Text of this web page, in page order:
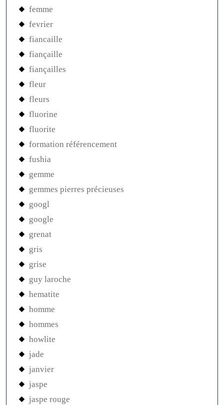
femme
fevrier
fiancaille
fiançaille
fiançailles
fleur
fleurs
fluorine
fluorite
formation référencement
fushia
gemme
gemmes pierres précieuses
googl
google
grenat
gris
grise
guy laroche
hematite
homme
hommes
howlite
jade
janvier
jaspe
jaspe rouge